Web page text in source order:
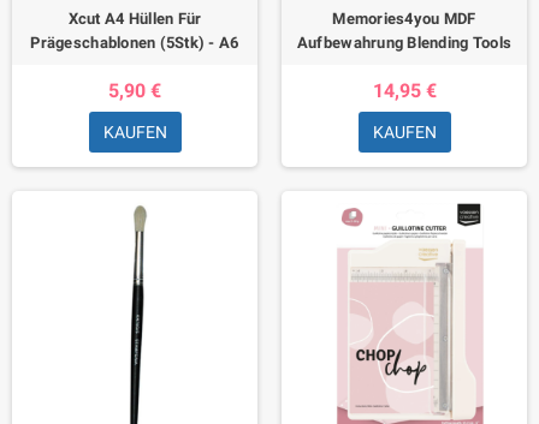
Xcut A4 Hüllen Für
Prägeschablonen (5Stk) - A6
5,90 €
KAUFEN
Memories4you MDF
Aufbewahrung Blending Tools
14,95 €
KAUFEN